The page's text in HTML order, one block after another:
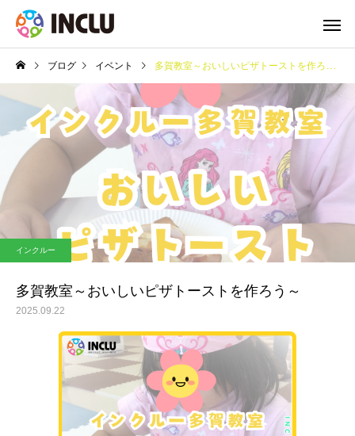
ブログ イベント 多賀教室～おいしいピザトーストを作ろう～
インクルー
多賀教室～おいしいピザトーストを作ろう～
2025.09.22